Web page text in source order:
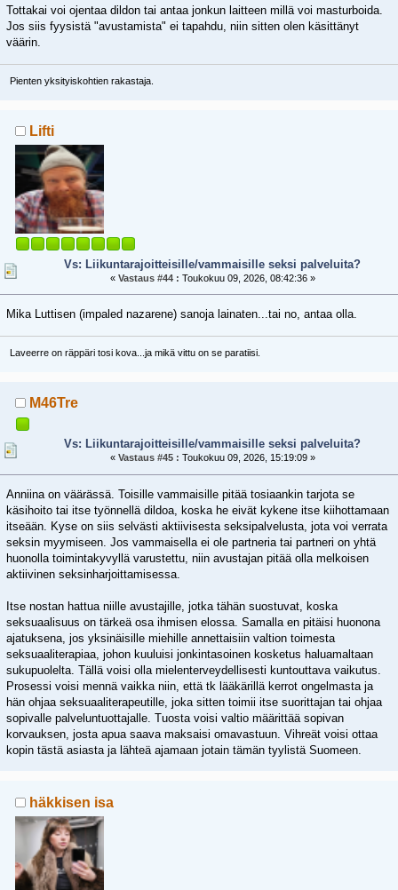
Tottakai voi ojentaa dildon tai antaa jonkun laitteen millä voi masturboida.
Jos siis fyysistä "avustamista" ei tapahdu, niin sitten olen käsittänyt
väärin.
Pienten yksityiskohtien rakastaja.
Lifti
Vs: Liikuntarajoitteisille/vammaisille seksi palveluita?
« Vastaus #44 : Toukokuu 09, 2026, 08:42:36 »
Mika Luttisen (impaled nazarene) sanoja lainaten...tai no, antaa olla.
Laveerre on räppäri tosi kova...ja mikä vittu on se paratiisi.
M46Tre
Vs: Liikuntarajoitteisille/vammaisille seksi palveluita?
« Vastaus #45 : Toukokuu 09, 2026, 15:19:09 »
Anniina on väärässä. Toisille vammaisille pitää tosiaankin tarjota se
käsihoito tai itse työnnellä dildoa, koska he eivät kykene itse kiihottamaan
itseään. Kyse on siis selvästi aktiivisesta seksipalvelusta, jota voi verrata
seksin myymiseen. Jos vammaisella ei ole partneria tai partneri on yhtä
huonolla toimintakyvyllä varustettu, niin avustajan pitää olla melkoisen
aktiivinen seksinharjoittamisessa.
Itse nostan hattua niille avustajille, jotka tähän suostuvat, koska
seksuaalisuus on tärkeä osa ihmisen elossa. Samalla en pitäisi huonona
ajatuksena, jos yksinäisille miehille annettaisiin valtion toimesta
seksuaaliterapiaa, johon kuuluisi jonkintasoinen kosketus haluamaltaan
sukupuolelta. Tällä voisi olla mielenterveydellisesti kuntouttava vaikutus.
Prosessi voisi mennä vaikka niin, että tk lääkärillä kerrot ongelmasta ja
hän ohjaa seksuaaliterapeutille, joka sitten toimii itse suorittajan tai ohjaa
sopivalle palveluntuottajalle. Tuosta voisi valtio määrittää sopivan
korvauksen, josta apua saava maksaisi omavastuun. Vihreät voisi ottaa
kopin tästä asiasta ja lähteä ajamaan jotain tämän tyylistä Suomeen.
häkkisen isa